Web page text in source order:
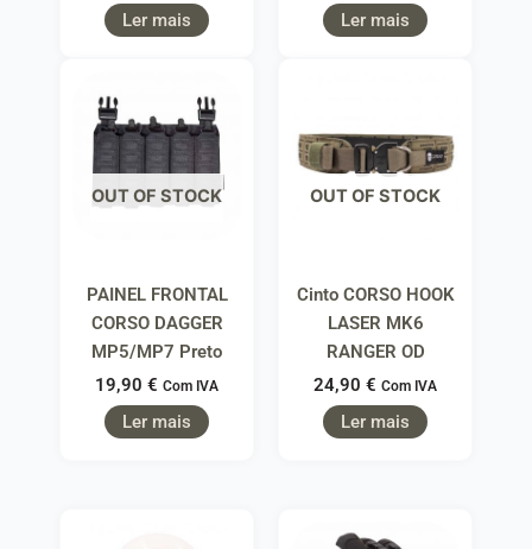
Ler mais Ler mais
OUT OF STOCK
PAINEL FRONTAL
CORSO DAGGER
MP5/MP7 Preto
19,90 € Com IVA
Ler mais
OUT OF STOCK
Cinto CORSO HOOK
LASER MK6
RANGER OD
24,90 € Com IVA
Ler mais